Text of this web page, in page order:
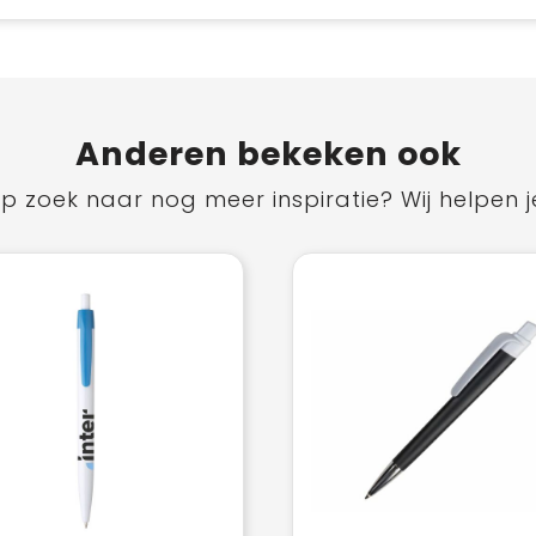
Anderen bekeken ook
zoek naar nog meer inspiratie? Wij helpen